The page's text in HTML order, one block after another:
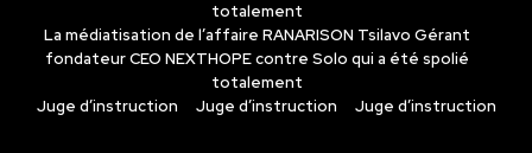
totalement
La médiatisation de l’affaire RANARISON Tsilavo Gérant
fondateur CEO NEXTHOPE contre Solo qui a été spolié
totalement
Juge d’instruction
Juge d’instruction Juge d’instruction